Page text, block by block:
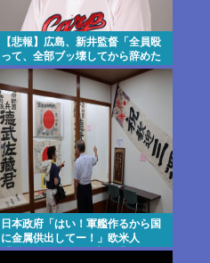
【悲報】広島、新井監督「全員殴
って、全部ブッ壊してから辞めた
い」
日本政府「はい！軍艦作るから国
に金属供出してー！」欧米人
「don’t stop！」日本人「？」